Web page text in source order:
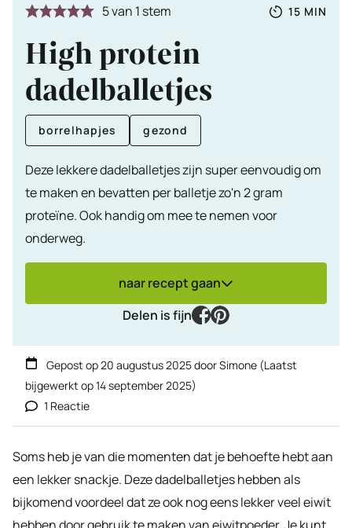
5van 1 stem
Totale
15 MIN
High protein
dadelballetjes
borrelhapjes gezond
Deze lekkere dadelballetjes zijn super eenvoudig om
te maken en bevatten per balletje zo'n 2 gram
proteïne. Ook handig om mee te nemen voor
onderweg.
naar recept gaan
Delen is fijn
facebook
pinterest
Gepost op20 augustus 2025doorSimone (Laatst
bijgewerkt op14 september 2025)
1 Reactie
Soms heb je van die momenten dat je behoefte hebt aan
een lekker snackje. Deze dadelballetjes hebben als
bijkomend voordeel dat ze ook nog eens lekker veel eiwit